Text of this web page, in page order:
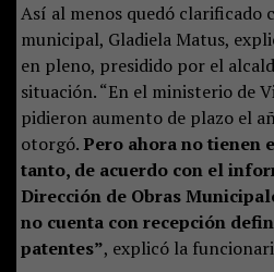
Así al menos quedó clarificado
municipal, Gladiela Matus,
en pleno, presidido por el
situación. “En el ministerio de
pidieron aumento de plazo el
otorgó. Pero ahora no tienen
tanto, de acuerdo con el
Dirección de Obras
no cuenta con recepción
patentes”, explicó la